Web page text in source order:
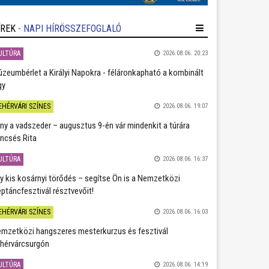
- NAPI HÍRÖSSZEFOGLALÓ
2026.08.06. 20:23
a Királyi Napokra - féláronkapható a kombinált
SZÍNES 2026.08.06. 19:07
a vadszeder – augusztus 9-én vár mindenkit a túrára
Rita
2026.08.06. 16:37
kis kosárnyi törődés – segítse Ön is a Nemzetközi
résztvevőit!
SZÍNES 2026.08.06. 16:03
hangszeres mesterkurzus és fesztivál
2026.08.06. 14:19